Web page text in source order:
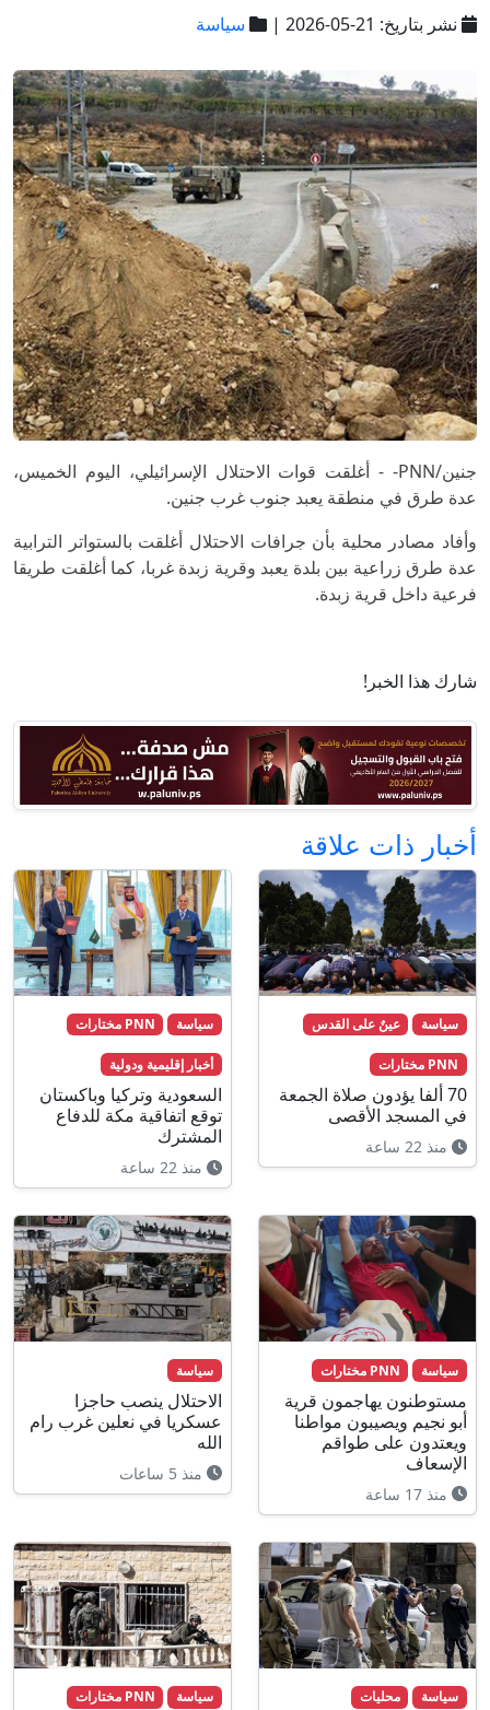
نشر بتاريخ: 21-05-2026 | سياسة
جنين/PNN- - أغلقت قوات الاحتلال الإسرائيلي، اليوم الخميس،
عدة طرق في منطقة يعبد جنوب غرب جنين.
وأفاد مصادر محلية بأن جرافات الاحتلال أغلقت بالستواتر الترابية
عدة طرق زراعية بين بلدة يعبد وقرية زبدة غربا، كما أغلقت طريقا
فرعية داخل قرية زبدة.
شارك هذا الخبر!
أخبار ذات علاقة
سياسة عينٌ على القدس
PNN مختارات
70 ألفا يؤدون صلاة الجمعة
في المسجد الأقصى
منذ 22 ساعة
سياسة PNN مختارات
أخبار إقليمية ودولية
السعودية وتركيا وباكستان
توقع اتفاقية مكة للدفاع
المشترك
منذ 22 ساعة
سياسة PNN مختارات
مستوطنون يهاجمون قرية
أبو نجيم ويصيبون مواطنا
ويعتدون على طواقم
الإسعاف
منذ 17 ساعة
سياسة
الاحتلال ينصب حاجزا
عسكريا في نعلين غرب رام
الله
منذ 5 ساعات
سياسة محليات سياسة PNN مختارات